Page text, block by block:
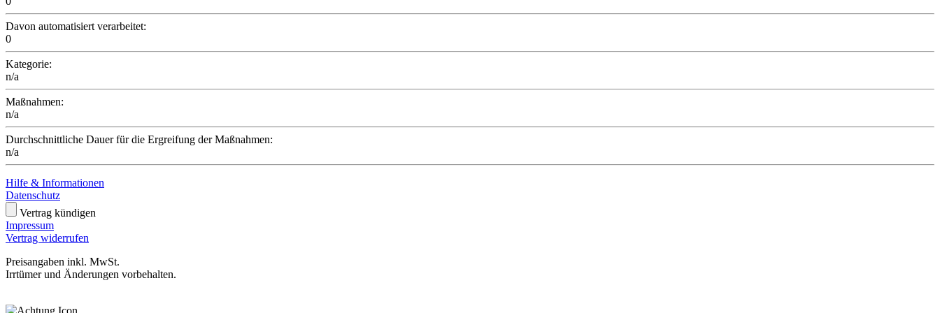
Davon automatisiert verarbeitet:
0
Kategorie:
n/a
Maßnahmen:
n/a
Durchschnittliche Dauer für die Ergreifung der Maßnahmen:
n/a
Hilfe & Informationen
Datenschutz
Vertrag kündigen
Impressum
Vertrag widerrufen
Preisangaben inkl. MwSt.
Irrtümer und Änderungen vorbehalten.